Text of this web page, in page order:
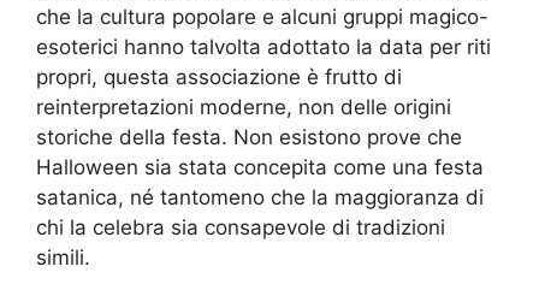
che la cultura popolare e alcuni gruppi magico-
esoterici hanno talvolta adottato la data per riti
propri, questa associazione è frutto di
reinterpretazioni moderne, non delle origini
storiche della festa. Non esistono prove che
Halloween sia stata concepita come una festa
satanica, né tantomeno che la maggioranza di
chi la celebra sia consapevole di tradizioni
simili.